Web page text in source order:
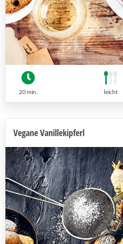
20 min. leicht
Vegane Vanillekipferl